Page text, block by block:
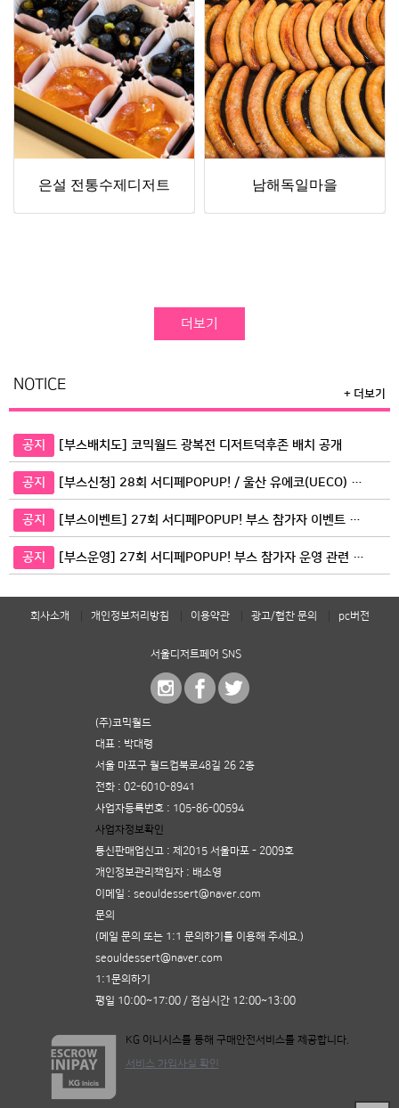
은설 전통수제디저트 남해독일마을
더보기
NOTICE + 더보기
공지 [부스배치도] 코믹월드 광복전 디저트덕후존 배치 공개
공지 [부스신청] 28회 서디페POPUP! / 울산 유에코(UECO) 전관
공지 [부스이벤트] 27회 서디페POPUP! 부스 참가자 이벤트 티켓 지원 안…
공지 [부스운영] 27회 서디페POPUP! 부스 참가자 운영 관련 안내
회사소개 개인정보처리방침 이용약관 광고/협찬 문의 pc버전
서울디저트페어 SNS
(주)코믹월드
대표 : 박대령
서울 마포구 월드컵북로48길 26 2층
전화 : 02-6010-8941
사업자등록번호 : 105-86-00594
사업자정보확인
통신판매업신고 : 제2015 서울마포 - 2009호
개인정보관리책임자 : 배소영
이메일 : seouldessert@naver.com
문의
(메일 문의 또는 1:1 문의하기를 이용해 주세요.)
seouldessert@naver.com
1:1문의하기
평일 10:00~17:00 / 점심시간 12:00~13:00
KG 이니시스를 통해 구매안전서비스를 제공합니다.
서비스 가입사실 확인